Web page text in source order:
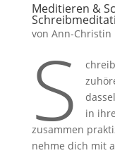
Meditieren &
von Ann-Christin
S
in
zusammen
nehme dich mit